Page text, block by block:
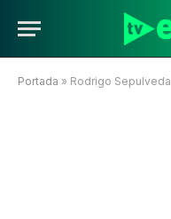
Portada » Rodrigo Sepulveda